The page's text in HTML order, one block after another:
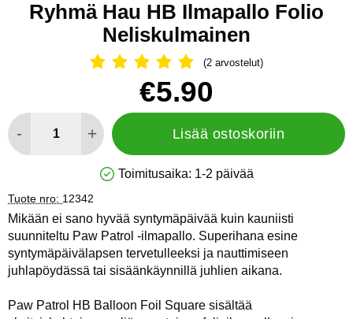
Ryhmä Hau HB Ilmapallo Folio
Neliskulmainen
Arvostelu: 5 Tähdet, Ohita kaikki
(2 arvostelut)
hinta
€5.90
- + Lisää ostoskoriin
Saatavuus: Varastossa
Toimitusaika: 1-2 päivää
Tuote nro: 12342
Mikään ei sano hyvää syntymäpäivää kuin kauniisti
suunniteltu Paw Patrol -ilmapallo. Superihana esine
syntymäpäivälapsen tervetulleeksi ja nauttimiseen
juhlapöydässä tai sisäänkäynnillä juhlien aikana.
Paw Patrol HB Balloon Foil Square sisältää